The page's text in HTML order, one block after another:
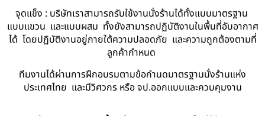
จุดแข็ง : บริษัทเราสามารถรับใช้งานนั่งร้านได้ทั้งแบบมาตรฐาน
แบบแขวน และแบบผสม ทั้งยังสามารถปฏิบัติงานในพื้นที่อับอากาศ
ได้ โดยปฏิบัติงานอยู่ภายใต้ความปลอดภัย และความถูกต้องตามที่
ลูกค้ากำหนด
ทีมงานได้ผ่านการฝึกอบรมตามข้อกำนดมาตรฐานนั่งร้านแห่ง
ประเทศไทย และมีวิศวกร หรือ จป.ออกแบบและควบคุมงาน